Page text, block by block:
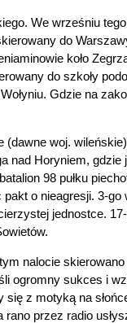
We wrześniu
do
koło
do szkoły
Gdzie na
woj.
nad Horyniem, gdzie
98 pułku
o nieagresji. 3-
jednostce.
nalocie skierowano
ogromny sukces i
z motyką na
przez radio